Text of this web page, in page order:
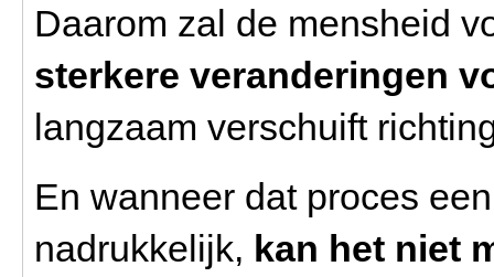
Daarom zal de mensheid
sterkere veranderingen
langzaam verschuift
En wanneer dat proces
nadrukkelijk, kan het niet